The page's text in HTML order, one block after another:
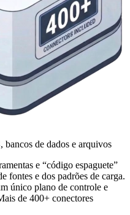
bancos de dados e arquivos
e “código espaguete”
fontes e dos padrões de carga.
único plano de controle e
de 400+ conectores